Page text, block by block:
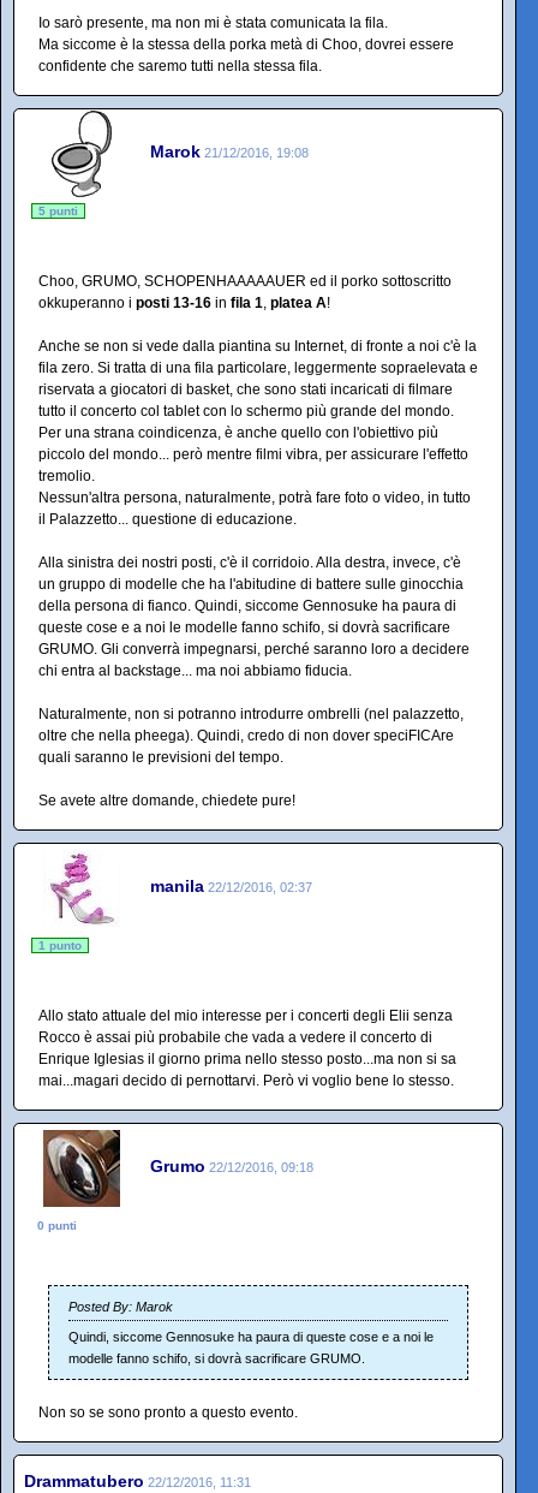
Io sarò presente, ma non mi è stata comunicata la fila.
Ma siccome è la stessa della porka metà di Choo, dovrei essere
confidente che saremo tutti nella stessa fila.
Marok 21/12/2016, 19:08
5 punti
Choo, GRUMO, SCHOPENHAAAAAUER ed il porko sottoscritto
okkuperanno i posti 13-16 in fila 1, platea A!
Anche se non si vede dalla piantina su Internet, di fronte a noi c'è la
fila zero. Si tratta di una fila particolare, leggermente sopraelevata e
riservata a giocatori di basket, che sono stati incaricati di filmare
tutto il concerto col tablet con lo schermo più grande del mondo.
Per una strana coindicenza, è anche quello con l'obiettivo più
piccolo del mondo... però mentre filmi vibra, per assicurare l'effetto
tremolio.
Nessun'altra persona, naturalmente, potrà fare foto o video, in tutto
il Palazzetto... questione di educazione.
Alla sinistra dei nostri posti, c'è il corridoio. Alla destra, invece, c'è
un gruppo di modelle che ha l'abitudine di battere sulle ginocchia
della persona di fianco. Quindi, siccome Gennosuke ha paura di
queste cose e a noi le modelle fanno schifo, si dovrà sacrificare
GRUMO. Gli converrà impegnarsi, perché saranno loro a decidere
chi entra al backstage... ma noi abbiamo fiducia.
Naturalmente, non si potranno introdurre ombrelli (nel palazzetto,
oltre che nella pheega). Quindi, credo di non dover speciFICAre
quali saranno le previsioni del tempo.
Se avete altre domande, chiedete pure!
manila 22/12/2016, 02:37
1 punto
Allo stato attuale del mio interesse per i concerti degli Elii senza
Rocco è assai più probabile che vada a vedere il concerto di
Enrique Iglesias il giorno prima nello stesso posto...ma non si sa
mai...magari decido di pernottarvi. Però vi voglio bene lo stesso.
Grumo 22/12/2016, 09:18
0 punti
Posted By: Marok
Quindi, siccome Gennosuke ha paura di queste cose e a noi le
modelle fanno schifo, si dovrà sacrificare GRUMO.
Non so se sono pronto a questo evento.
Drammatubero 22/12/2016, 11:31